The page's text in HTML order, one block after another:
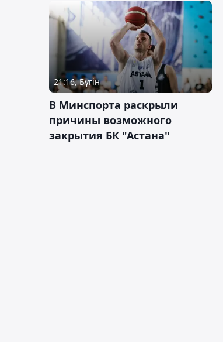
21:16, Бүгін
В Минспорта раскрыли
причины возможного
закрытия БК "Астана"